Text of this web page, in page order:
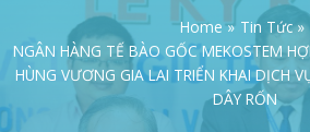
Home
Tin Tức
NGÂN HÀNG TẾ BÀO GỐC MEKOSTEM
HÙNG VƯƠNG GIA LAI TRIỂN KHAI DỊCH
DÂY RỐN